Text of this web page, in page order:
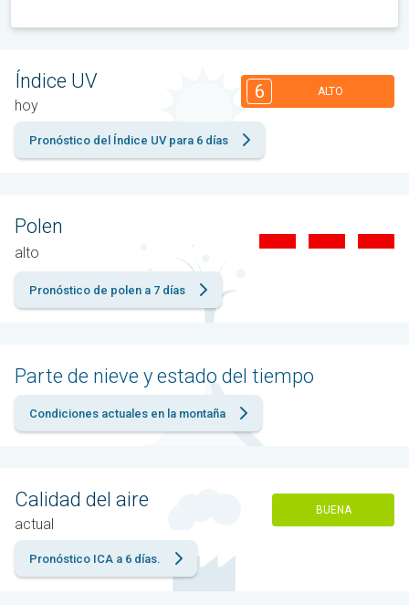
Índice UV
hoy
6 ALTO
Pronóstico del Índice UV para 6 días
Polen
alto
Pronóstico de polen a 7 días
Parte de nieve y estado del tiempo
Condiciones actuales en la montaña
Calidad del aire
actual
BUENA
Pronóstico ICA a 6 días.